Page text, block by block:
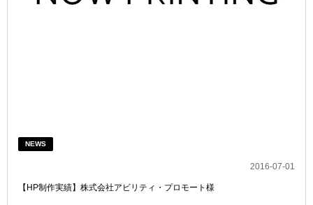
NEWS
2016-07-01
【HP制作実績】株式会社アビリティ・プロモート様